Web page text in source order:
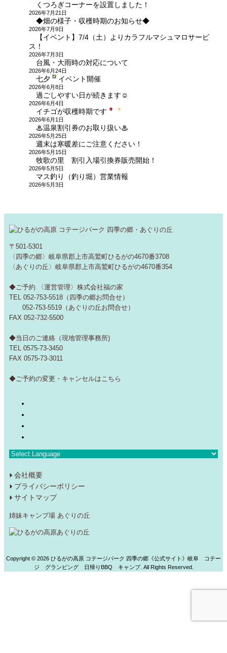
くつろぎコーナーを設置しました！
2026年7月21日
◆畑の様子・収穫時期のお知らせ◆
2026年7月9日
【イベント】7/4（土）よりカラフルマシュマロサービ
ス！
2026年7月3日
台風・大雨時の対応について
2026年6月24日
七夕 イベント開催
2026年6月8日
過ごしやすい日が続きます☺
2026年6月4日
イチゴが収穫時期です
2026年6月1日
♨温泉割引券のお取り扱い♨
2026年5月25日
週末は寒暖差にご注意ください！
2026年5月15日
牧歌の里 割引入場引換券販売開始！
2026年5月5日
マス釣り（釣り堀）営業情報
2026年5月3日
〒501-5301
〈四季の郷〉岐阜県郡上市高鷲町ひるがの4670番3708
〈あぐりの丘〉岐阜県郡上市高鷲町ひるがの4670番354
◆ご予約 〈運営管理〉株式会社福の家
TEL 052-753-5518（四季の郷お問合せ）
052-753-5519（あぐりの丘お問合せ）
FAX 052-732-5500
◆当日のご連絡（現地管理事務所)
TEL 0575-73-3450
FAX 0575-73-3011
◆ご予約の変更・キャンセルはこちら
会社概要
プライバシーポリシー
サイトマップ
姉妹キャンプ場 あぐりの丘
Copyright © 2026 ひるがの高原 コテージパーク 四季の郷《公式サイト》岐阜 コテー
ジ グランピング 日帰りBBQ キャンプ. All Rights Reserved.